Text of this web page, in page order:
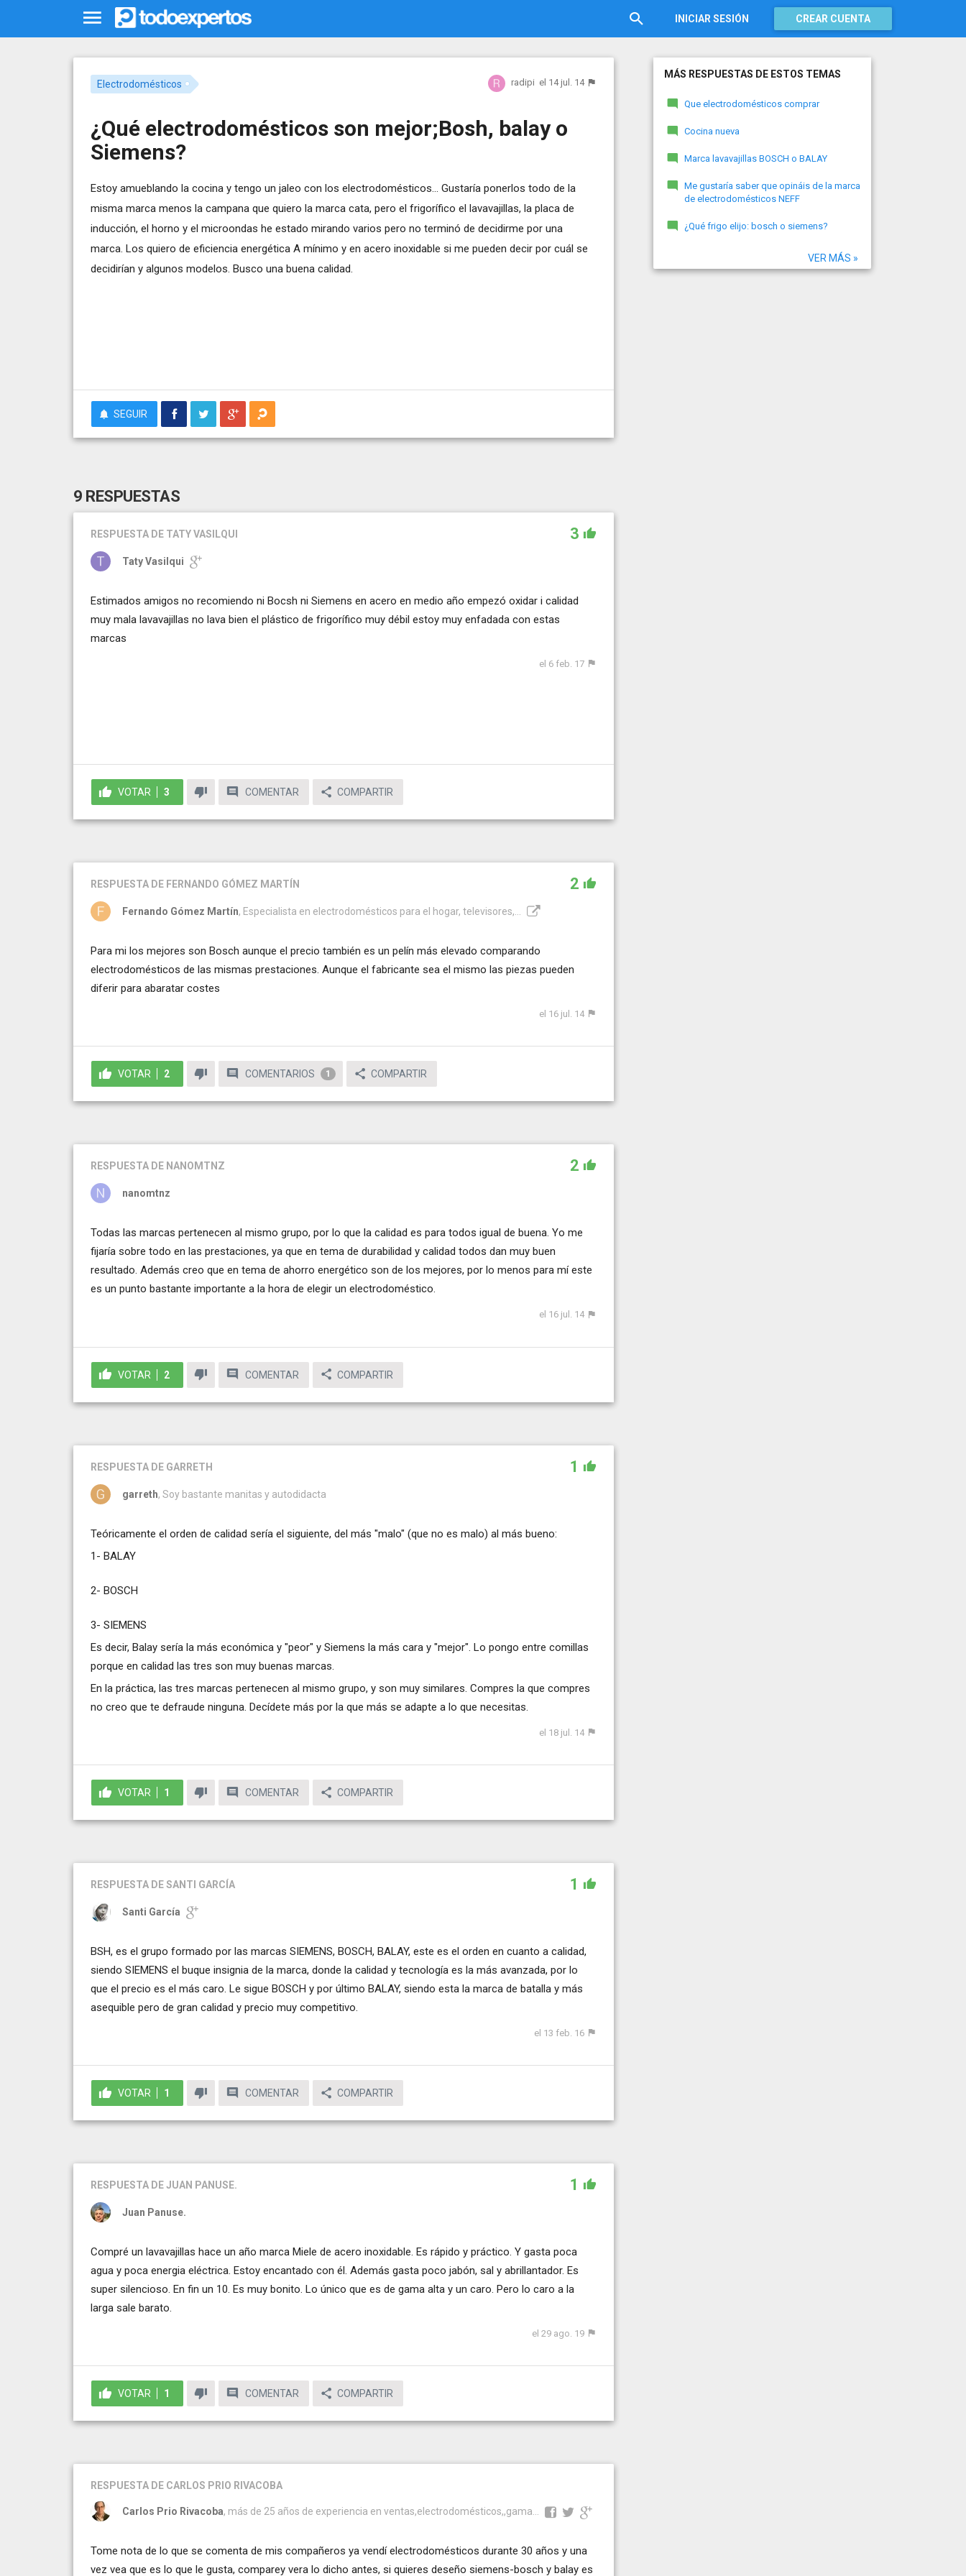
INICIAR SESIÓN CREAR CUENTA
Electrodomésticos radipi el 14 jul. 14
¿Qué electrodomésticos son mejor;Bosh, balay o
Siemens?
Estoy amueblando la cocina y tengo un jaleo con los electrodomésticos... Gustaría ponerlos todo de la
misma marca menos la campana que quiero la marca cata, pero el frigorífico el lavavajillas, la placa de
inducción, el horno y el microondas he estado mirando varios pero no terminó de decidirme por una
marca. Los quiero de eficiencia energética A mínimo y en acero inoxidable si me pueden decir por cuál se
decidirían y algunos modelos. Busco una buena calidad.
SEGUIR
9 RESPUESTAS
RESPUESTA DE TATY VASILQUI 3
Taty Vasilqui
Estimados amigos no recomiendo ni Bocsh ni Siemens en acero en medio año empezó oxidar i calidad
muy mala lavavajillas no lava bien el plástico de frigorífico muy débil estoy muy enfadada con estas
marcas
el 6 feb. 17
VOTAR 3 COMENTAR COMPARTIR
RESPUESTA DE FERNANDO GÓMEZ MARTÍN 2
Fernando Gómez Martín, Especialista en electrodomésticos para el hogar, televisores,...
Para mi los mejores son Bosch aunque el precio también es un pelín más elevado comparando
electrodomésticos de las mismas prestaciones. Aunque el fabricante sea el mismo las piezas pueden
diferir para abaratar costes
el 16 jul. 14
VOTAR 2 COMENTARIOS 1 COMPARTIR
RESPUESTA DE NANOMTNZ 2
nanomtnz
Todas las marcas pertenecen al mismo grupo, por lo que la calidad es para todos igual de buena. Yo me
fijaría sobre todo en las prestaciones, ya que en tema de durabilidad y calidad todos dan muy buen
resultado. Además creo que en tema de ahorro energético son de los mejores, por lo menos para mí este
es un punto bastante importante a la hora de elegir un electrodoméstico.
el 16 jul. 14
VOTAR 2 COMENTAR COMPARTIR
RESPUESTA DE GARRETH 1
garreth, Soy bastante manitas y autodidacta
Teóricamente el orden de calidad sería el siguiente, del más "malo" (que no es malo) al más bueno:
1- BALAY
2- BOSCH
3- SIEMENS
Es decir, Balay sería la más económica y "peor" y Siemens la más cara y "mejor". Lo pongo entre comillas
porque en calidad las tres son muy buenas marcas.
En la práctica, las tres marcas pertenecen al mismo grupo, y son muy similares. Compres la que compres
no creo que te defraude ninguna. Decídete más por la que más se adapte a lo que necesitas.
el 18 jul. 14
VOTAR 1 COMENTAR COMPARTIR
RESPUESTA DE SANTI GARCÍA 1
Santi García
BSH, es el grupo formado por las marcas SIEMENS, BOSCH, BALAY, este es el orden en cuanto a calidad,
siendo SIEMENS el buque insignia de la marca, donde la calidad y tecnología es la más avanzada, por lo
que el precio es el más caro. Le sigue BOSCH y por último BALAY, siendo esta la marca de batalla y más
asequible pero de gran calidad y precio muy competitivo.
el 13 feb. 16
VOTAR 1 COMENTAR COMPARTIR
RESPUESTA DE JUAN PANUSE. 1
Juan Panuse.
Compré un lavavajillas hace un año marca Miele de acero inoxidable. Es rápido y práctico. Y gasta poca
agua y poca energia eléctrica. Estoy encantado con él. Además gasta poco jabón, sal y abrillantador. Es
super silencioso. En fin un 10. Es muy bonito. Lo único que es de gama alta y un caro. Pero lo caro a la
larga sale barato.
el 29 ago. 19
VOTAR 1 COMENTAR COMPARTIR
RESPUESTA DE CARLOS PRIO RIVACOBA
Carlos Prio Rivacoba, más de 25 años de experiencia en ventas,electrodomésticos,,gama...
Tome nota de lo que se comenta de mis compañeros ya vendí electrodomésticos durante 30 años y una
vez vea que es lo que le gusta, comparey vera lo dicho antes, si quieres deseño siemens-bosch y balay es
MÁS RESPUESTAS DE ESTOS TEMAS
Que electrodomésticos comprar
Cocina nueva
Marca lavavajillas BOSCH o BALAY
Me gustaría saber que opináis de la marca
de electrodomésticos NEFF
¿Qué frigo elijo: bosch o siemens?
VER MÁS »